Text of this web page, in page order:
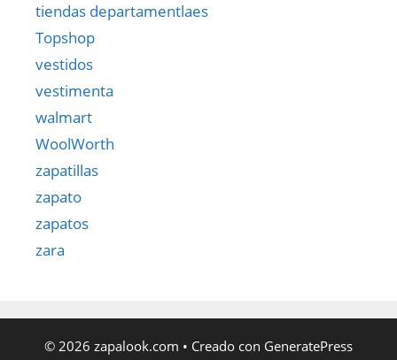
tiendas departamentlaes
Topshop
vestidos
vestimenta
walmart
WoolWorth
zapatillas
zapato
zapatos
zara
© 2026 zapalook.com • Creado con GeneratePress